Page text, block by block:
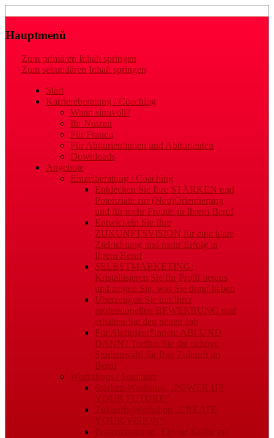
Gaby Regler
Hauptmenü
Zum primären Inhalt springen
Zum sekundären Inhalt springen
Start
Karriereberatung / Coaching
Wann sinnvoll?
Ihr Nutzen
Für Frauen
Für Abiturientinnen und Abiturienten
Downloads
Angebote
Einzelberatung / Coaching
Entdecken Sie Ihre STÄRKEN und
Potenziale zur (Neu)Orientierung
und für mehr Freude in Ihrem Beruf
Entwickeln Sie Ihre
ZUKUNFTSVISION für eine klare
Zielrichtung und mehr Erfolg in
Ihrem Beruf
SELBSTMARKETING:
Kristallisieren Sie Ihr Profil heraus
und zeigen Sie, was Sie drauf haben
Überzeugen Sie mit Ihrer
professionellen BEWERBUNG und
erhalten Sie den neuen Job
Für Abiturient*innen: ABI UND
DANN? Treffen Sie die richtige
Studienwahl für Ihre Zukunft im
Beruf
Workshops / Seminare
Stärken-Workshop „POWER UP
YOUR FUTURE“
Zukunfts-Workshop „CREATE
YOUR VISION“
Präsenztraining „Eigene Kräfte mit